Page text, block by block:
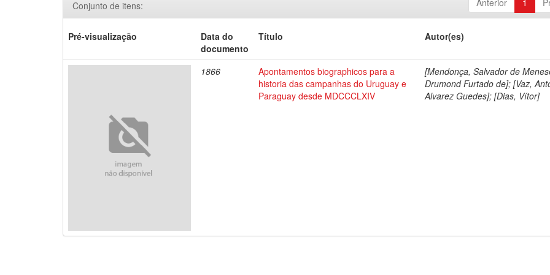
Anterior 1
Conjunto de itens:
Pré-visualização
Data do
documento
Título Autor(es)
1866
Apontamentos biographicos para a
historia das campanhas do Uruguay e
Paraguay desde MDCCCLXIV
[Mendonça, Salvador de
Drumond Furtado de]; [Vaz,
Alvarez Guedes]; [Dias, Vítor]